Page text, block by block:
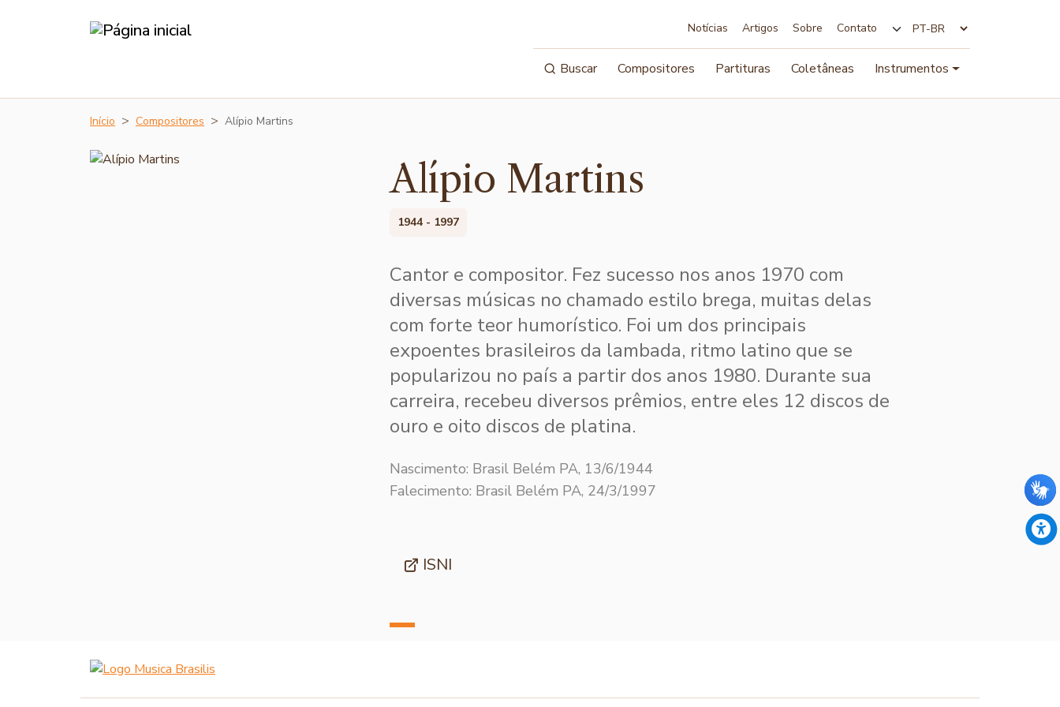
Notícias Artigos Sobre Contato
Buscar Compositores Partituras Coletâneas Instrumentos
Início Compositores Alípio Martins
Alípio Martins
1944 - 1997
Cantor e compositor. Fez sucesso nos anos 1970 com
diversas músicas no chamado estilo brega, muitas delas
com forte teor humorístico. Foi um dos principais
expoentes brasileiros da lambada, ritmo latino que se
popularizou no país a partir dos anos 1980. Durante sua
carreira, recebeu diversos prêmios, entre eles 12 discos de
ouro e oito discos de platina.
Nascimento: Brasil Belém PA, 13/6/1944
Falecimento: Brasil Belém PA, 24/3/1997
ISNI